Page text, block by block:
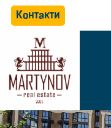
Контакти